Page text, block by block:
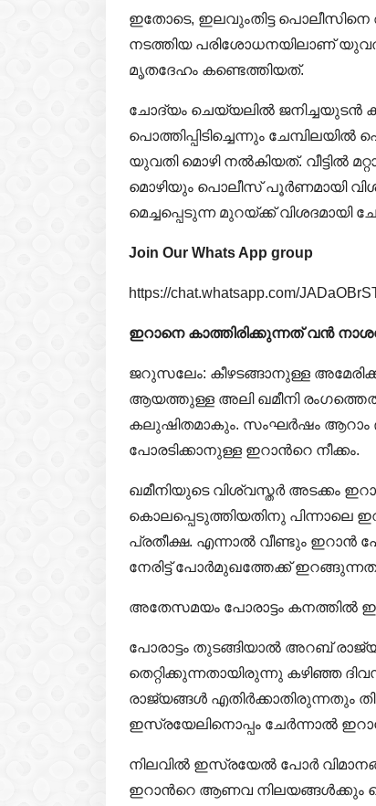
ഇതോടെ, ഇലവുംതിട്ട
നടത്തിയ പരിശോധനയിലാണ്
മൃതദേഹം കണ്ടെത്തിയത്.
ചോദ്യം ചെയ്യലില്‍ ജനിച്ചയുടന്‍
പൊത്തിപ്പിടിച്ചെന്നും
യുവതി മൊഴി നല്‍കിയത്. വീട്ടില്‍
മൊഴിയും പൊലീസ് പൂര്‍ണമായി
മെച്ചപ്പെടുന്ന മുറയ്ക്ക്
Join Our Whats App group
https://chat.whatsapp.com/
ഇറാനെ കാത്തിരിക്കുന്നത് വൻ
ജറുസലേം: കീഴടങ്ങാനുള്ള
ആയത്തുള്ള അലി ഖമീനി
കലുഷിതമാകും. സംഘർഷം ആറാം
പോരടിക്കാനുള്ള ഇറാന്‍റെ നീക്കം.
ഖമീനിയുടെ വിശ്വസ്തർ അടക്കം
കൊലപ്പെടുത്തിയതിനു പിന്നാലെ
പ്രതീക്ഷ. എന്നാൽ വീണ്ടും ഇറാൻ
നേരിട്ട് പോർമുഖത്തേക്ക്
അതേസമയം പോരാട്ടം കനത്തിൽ
പോരാട്ടം തുടങ്ങിയാൽ അറബ്
തെറ്റിക്കുന്നതായിരുന്നു കഴിഞ്ഞ
രാജ്യങ്ങൾ എതിർക്കാതിരുന്നതും
ഇസ്രയേലിനൊപ്പം ചേർന്നാൽ
നിലവിൽ ഇസ്രയേൽ പോർ
ഇറാന്‍റെ ആണവ നിലയങ്ങൾക്കും